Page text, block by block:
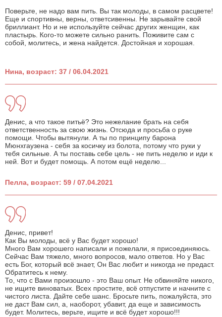
Поверьте, не надо вам пить. Вы так молоды, в самом расцвете!
Еще и спортивны, верны, ответсивенны. Не зарывайте свой
бриллиант. Но и не используйте сейчас других женщин, как
пластырь. Кого-то можете сильно ранить. Поживите сам с
собой, молитесь, и жена найдется. Достойная и хорошая.
Нина, возраст: 37 / 06.04.2021
Денис, а что такое питьё? Это нежелание брать на себя
ответственность за свою жизнь. Отсюда и просьба о руке
помощи. Чтобы вытянули. А ты по принципу барона
Мюнхгаузена - себя за косичку из болота, потому что руки у
тебя сильные. А ты поставь себе цель - не пить неделю и иди к
ней. Вот и будет помощь. А потом ещё неделю...
Пелла, возраст: 59 / 07.04.2021
Денис, привет!
Как Вы молоды, всё у Вас будет хорошо!
Много Вам хорошего написали и пожелали, я присоединяюсь.
Сейчас Вам тяжело, много вопросов, мало ответов. Но у Вас
есть Бог, который всё знает, Он Вас любит и никогда не предаст.
Обратитесь к нему.
То, что с Вами произошло - это Ваш опыт. Не обвиняйте никого,
не ищите виноватых. Всех простите, всё отпустите и начните с
чистого листа. Дайте себе шанс. Бросьте пить, пожалуйста, это
не даст Вам сил, а, наоборот, убавит, да еще и зависимость
будет. Молитесь, верьте, ищите и всё будет хорошо!!!